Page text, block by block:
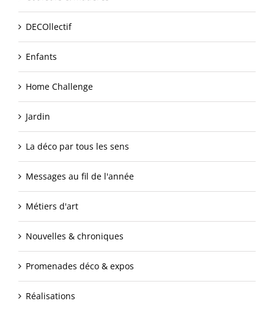
DECOllectif
Enfants
Home Challenge
Jardin
La déco par tous les sens
Messages au fil de l'année
Métiers d'art
Nouvelles & chroniques
Promenades déco & expos
Réalisations